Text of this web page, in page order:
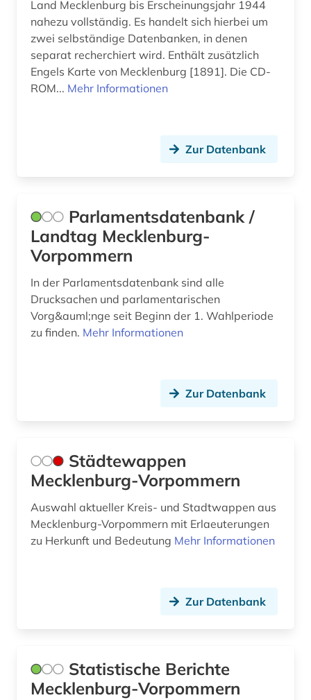
Land Mecklenburg bis Erscheinungsjahr 1944
nahezu vollständig. Es handelt sich hierbei um
zwei selbständige Datenbanken, in denen
separat recherchiert wird. Enthält zusätzlich
Engels Karte von Mecklenburg [1891]. Die CD-
ROM... Mehr Informationen
Zur Datenbank
Parlamentsdatenbank /
Landtag Mecklenburg-
Vorpommern
In der Parlamentsdatenbank sind alle
Drucksachen und parlamentarischen
Vorg&auml;nge seit Beginn der 1. Wahlperiode
zu finden. Mehr Informationen
Zur Datenbank
Städtewappen
Mecklenburg-Vorpommern
Auswahl aktueller Kreis- und Stadtwappen aus
Mecklenburg-Vorpommern mit Erlaeuterungen
zu Herkunft und Bedeutung Mehr Informationen
Zur Datenbank
Statistische Berichte
Mecklenburg-Vorpommern